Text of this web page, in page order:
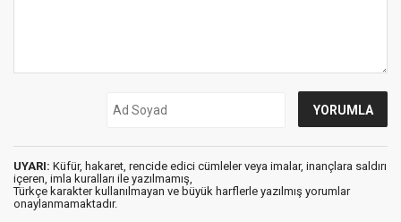
UYARI: Küfür, hakaret, rencide edici cümleler veya imalar, inançlara saldırı
içeren, imla kuralları ile yazılmamış,
Türkçe karakter kullanılmayan ve büyük harflerle yazılmış yorumlar
onaylanmamaktadır.